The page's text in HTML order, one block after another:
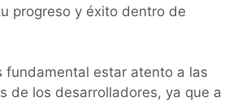
progreso y éxito dentro de
fundamental estar atento a las
de los desarrolladores, ya que a